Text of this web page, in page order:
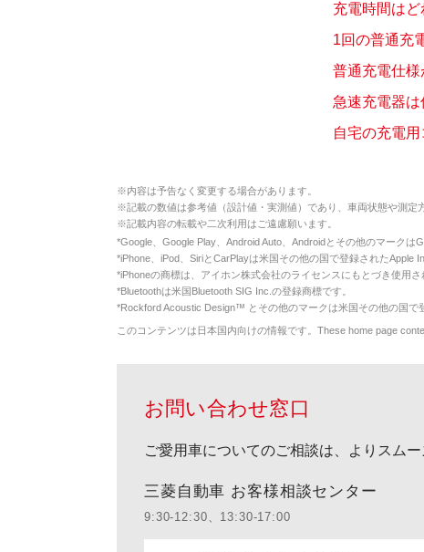
充電時間はど
1回の普通充
普通充電仕
急速充電器
自宅の充電
※内容は予告なく変更する場合があります。
※記載の数値は参考値（設計値・実測値）であり、車両状態や測定
※記載内容の転載や二次利用はご遠慮願います。
*Google、Google Play、Android Auto、Androidとその他のマークは
*iPhone、iPod、SiriとCarPlayは米国その他の国で登録されたApple
*iPhoneの商標は、アイホン株式会社のライセンスにもとづき使用さ
*Bluetoothは米国Bluetooth SIG Inc.の登録商標です。
*Rockford Acoustic Design™ とその他のマークは米国その他の国で
このコンテンツは日本国内向けの情報です。These home page
お問い合わせ窓口
ご愛用車についてのご相談は、よりスム
三菱自動車 お客様相談センター
9:30-12:30、13:30-17:00